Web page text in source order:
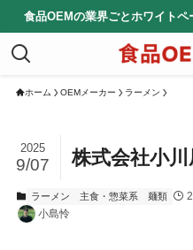
食品OEMの業界ごとホワイトペ
ホーム OEMメーカー ラーメン
株式会社小川
2025
9/07
ラーメン 主食・惣菜系 麺類
小島怜